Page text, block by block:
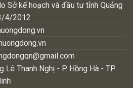
Sở kế hoạch và đầu tư tỉnh Quảng
4/2012
Thanh Nghị - P. Hồng Hà - TP.